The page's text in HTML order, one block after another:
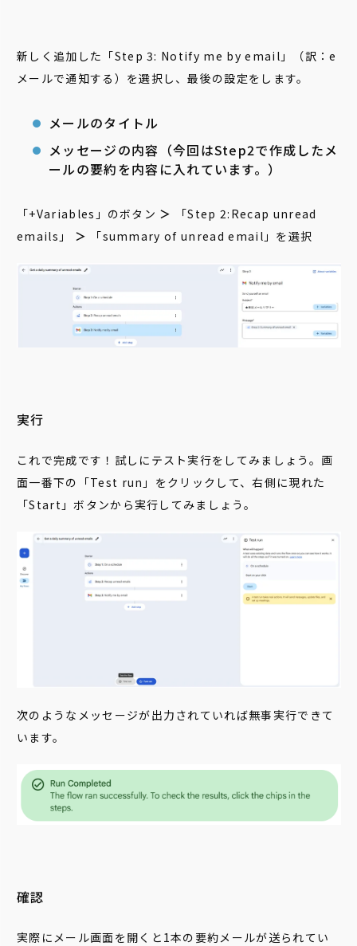
新しく追加した「Step 3: Notify me by email」（訳：e
メールで通知する）を選択し、最後の設定をします。
メールのタイトル
メッセージの内容（今回はStep2で作成したメ
ールの要約を内容に入れています。）
「+Variables」のボタン ＞
「Step 2:Recap unread
emails」 ＞ 「summary of unread email」を選択
実行
これで完成です！試しにテスト実行をしてみましょう。画
面一番下の「Test run」をクリックして、右側に現れた
「Start」ボタンから実行してみましょう。
次のようなメッセージが出力されていれば無事実行できて
います。
確認
実際にメール画面を開くと1本の要約メールが送られてい